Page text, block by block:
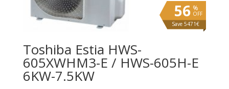
%
OFF
56
Save 5471€
Toshiba Estia HWS-
605XWHM3-E / HWS-605H-E
6KW-7.5KW